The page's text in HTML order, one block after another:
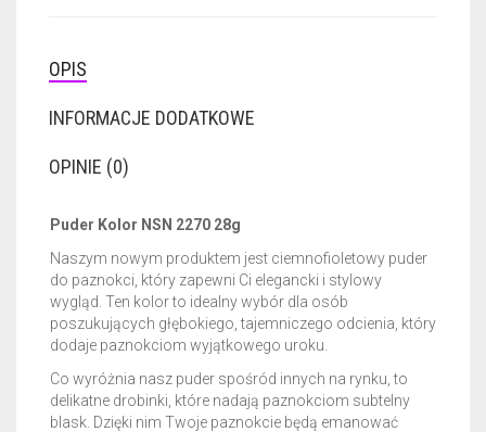
BRUSH SAVER 15ML
OPIS
INFORMACJE DODATKOWE
OPINIE (0)
Puder Kolor NSN 2270 28g
Naszym nowym produktem jest ciemnofioletowy puder
do paznokci, który zapewni Ci elegancki i stylowy
wygląd. Ten kolor to idealny wybór dla osób
poszukujących głębokiego, tajemniczego odcienia, który
dodaje paznokciom wyjątkowego uroku.
Co wyróżnia nasz puder spośród innych na rynku, to
delikatne drobinki, które nadają paznokciom subtelny
blask. Dzięki nim Twoje paznokcie będą emanować